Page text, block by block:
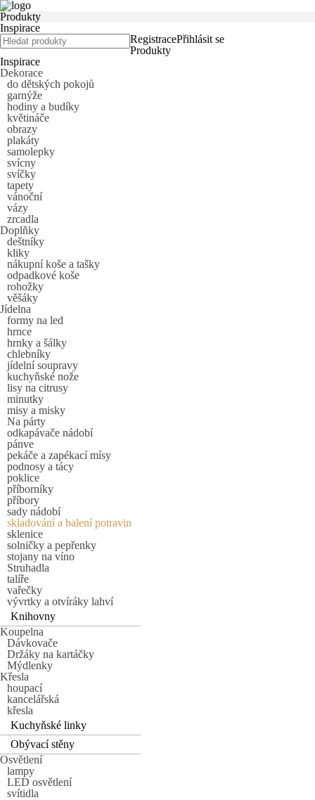
Produkty
Inspirace
RegistracePřihlásit se
Produkty
Inspirace
Dekorace
do dětských pokojů
garnýže
hodiny a budíky
květináče
obrazy
plakáty
samolepky
svícny
svíčky
tapety
vánoční
vázy
zrcadla
Doplňky
deštníky
kliky
nákupní koše a tašky
odpadkové koše
rohožky
věšáky
Jídelna
formy na led
hrnce
hrnky a šálky
chlebníky
jídelní soupravy
kuchyňské nože
lisy na citrusy
minutky
misy a misky
Na párty
odkapávače nádobí
pánve
pekáče a zapékací mísy
podnosy a tácy
poklice
příborníky
příbory
sady nádobí
skladování a balení potravin
sklenice
solničky a pepřenky
stojany na víno
Struhadla
talíře
vařečky
vývrtky a otvíráky lahví
Knihovny
Koupelna
Dávkovače
Držáky na kartáčky
Mýdlenky
Křesla
houpací
kancelářská
křesla
Kuchyňské linky
Obývací stěny
Osvětlení
lampy
LED osvětlení
svítidla